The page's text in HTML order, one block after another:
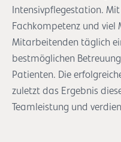
Intensivpflegestation.
Fachkompetenz und viel
Mitarbeitenden täglich
bestmöglichen
Patienten. Die
zuletzt das Ergebnis
Teamleistung und